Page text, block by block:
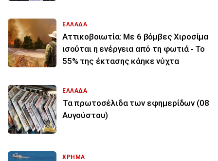
ΕΛΛΑΔΑ
Αττικοβοιωτία: Με 6 βόμβες Χιροσίμα
ισούται η ενέργεια από τη φωτιά - Το
55% της έκτασης κάηκε νύχτα
ΕΛΛΑΔΑ
Τα πρωτοσέλιδα των εφημερίδων (08
Αυγούστου)
ΧΡΗΜΑ